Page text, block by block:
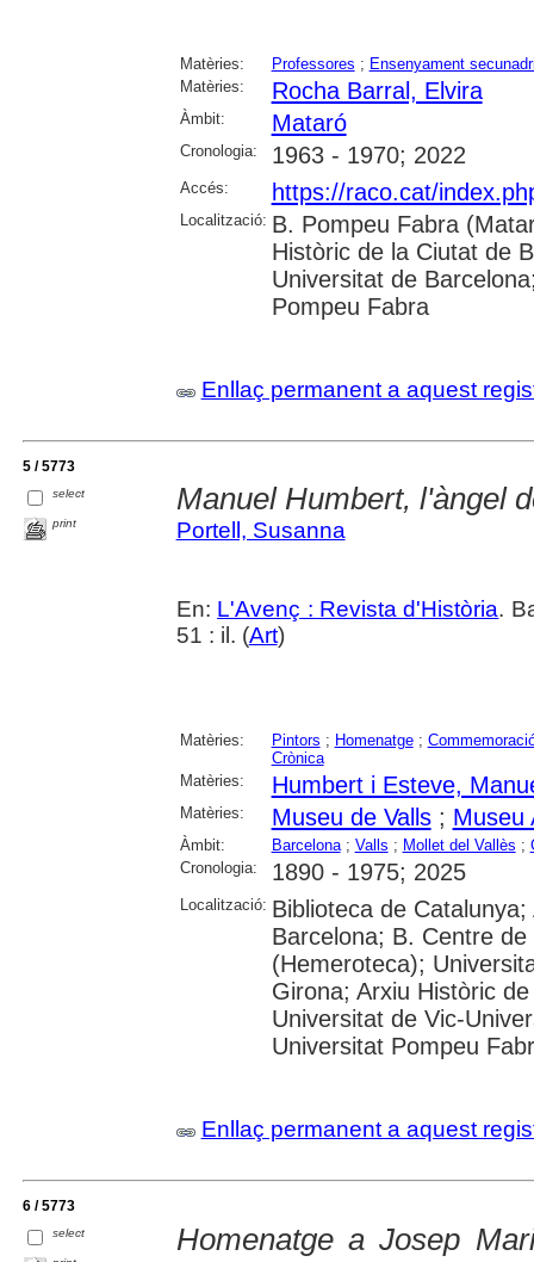
Matèries: Professores ; Ensenyament
Matèries:
Rocha Barral, Elvira
Àmbit: Mataró
Cronologia: 1963 - 1970; 2022
Accés: https://raco.cat/
Localització: B. Pompeu Fabra
Històric de la Ciutat de
Universitat de
Pompeu Fabra
Enllaç permanent a aquest
5 / 5773
select
print
Manuel Humbert, l'àngel
Portell, Susanna
En: L'Avenç : Revista d'Història.
51 : il. (Art)
Matèries: Pintors ; Homenatge;
Crònica
Matèries:
Humbert i Esteve,
Matèries: Museu de Valls; Museu
Àmbit: Barcelona; Valls ; Mollet del Vallès ;
Cronologia:
1890 - 1975; 2025
Localització: Biblioteca de
Barcelona; B. Centre
(Hemeroteca);
Girona; Arxiu Històric
Universitat de Vic-
Universitat Pompeu
Enllaç permanent a aquest
6 / 5773
select Homenatge a Josep